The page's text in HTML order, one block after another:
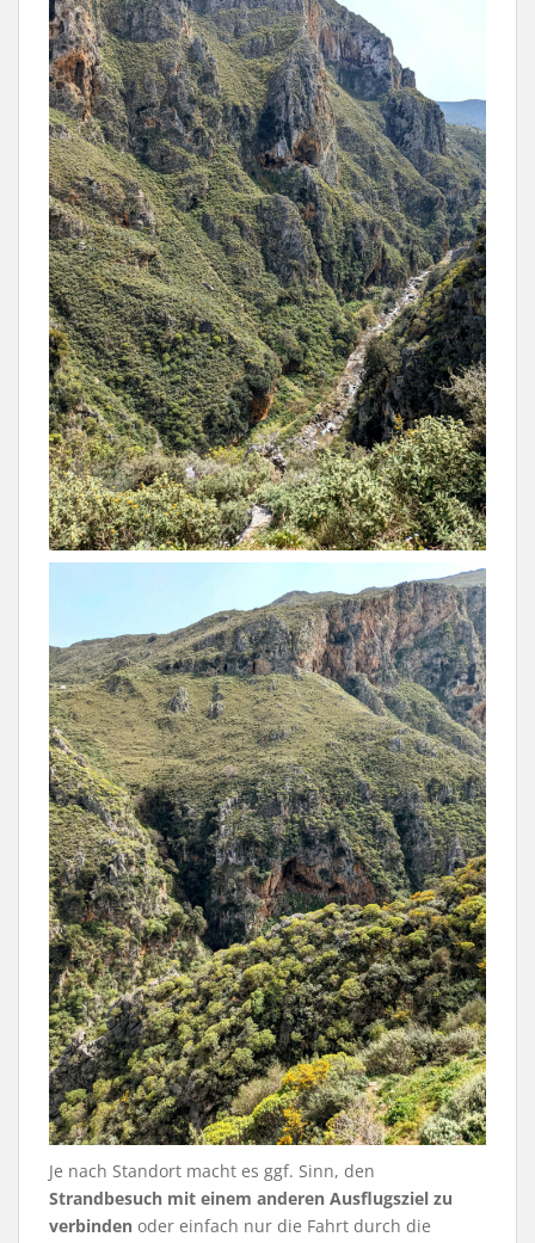
Je nach Standort macht es ggf. Sinn, den
Strandbesuch mit einem anderen Ausflugsziel zu
verbinden oder einfach nur die Fahrt durch die